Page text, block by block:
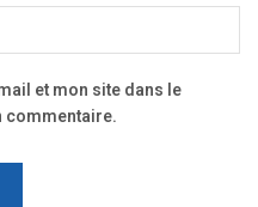
et mon site dans le
commentaire.